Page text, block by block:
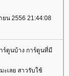
ยน 2556 21:44:08
ตูนบ้าง การ์ตูนที่มี
ะเลย สาวรับใช้